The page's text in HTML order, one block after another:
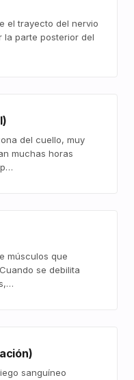
el trayecto del nervio
la parte posterior del
del cuello, muy
muchas horas
músculos que
se debilita
sanguíneo